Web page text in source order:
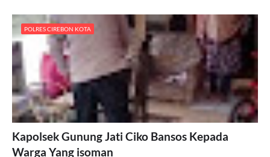
POLRES CIREBON KOTA
Kapolsek Gunung Jati Ciko Bansos Kepada
Warga Yang isoman